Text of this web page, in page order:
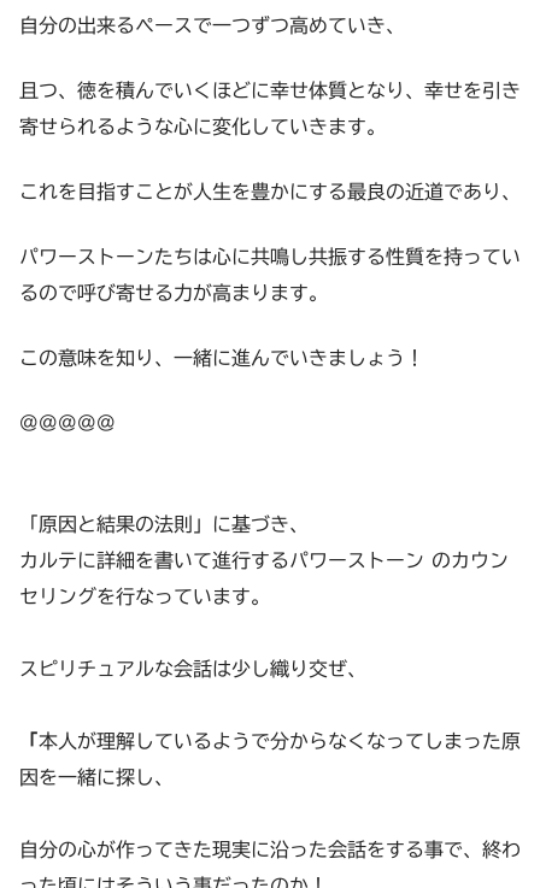
自分の出来るペースで一つずつ高めていき、
且つ、徳を積んでいくほどに幸せ体質となり、幸せを引き
寄せられるような心に変化していきます。
これを目指すことが人生を豊かにする最良の近道であり、
パワーストーンたちは心に共鳴し共振する性質を持ってい
るので呼び寄せる力が高まります。
この意味を知り、一緒に進んでいきましょう！
@@@@@
「原因と結果の法則」に基づき、
カルテに詳細を書いて進行するパワーストーン のカウン
セリングを行なっています。
スピリチュアルな会話は少し織り交ぜ、
「本人が理解しているようで分からなくなってしまった原
因を一緒に探し、
自分の心が作ってきた現実に沿った会話をする事で、終わ